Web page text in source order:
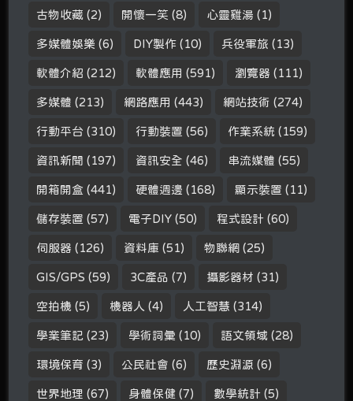
古物收藏 (2) 開懷一笑 (8) 心靈雞湯 (1)
多媒體娛樂 (6) DIY製作 (10) 兵役軍旅 (13)
軟體介紹 (212) 軟體應用 (591) 瀏覽器 (111)
多媒體 (213) 網路應用 (443) 網站技術 (274)
行動平台 (310) 行動裝置 (56) 作業系統 (159)
資訊新聞 (197) 資訊安全 (46) 串流媒體 (55)
開箱開盒 (441) 硬體週邊 (168) 顯示裝置 (11)
儲存裝置 (57) 電子DIY (50) 程式設計 (60)
伺服器 (126) 資料庫 (51) 物聯網 (25)
GIS/GPS (59) 3C產品 (7) 攝影器材 (31)
空拍機 (5) 機器人 (4) 人工智慧 (314)
學業筆記 (23) 學術詞彙 (10) 語文領域 (28)
環境保育 (3) 公民社會 (6) 歷史淵源 (6)
世界地理 (67) 身體保健 (7) 數學統計 (5)